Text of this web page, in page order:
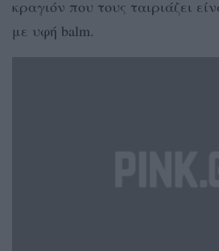
κραγιόν που τους ταιριάζει
με υφή balm.